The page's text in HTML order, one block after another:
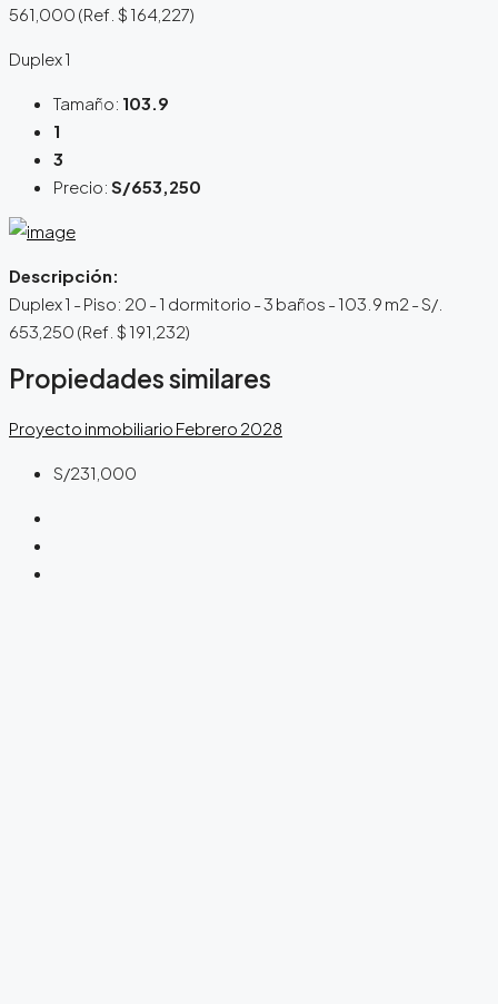
561,000 (Ref. $ 164,227)
Duplex 1
Tamaño: 103.9
1
3
Precio: S/653,250
Descripción:
Duplex 1 - Piso: 20 - 1 dormitorio - 3 baños - 103.9 m2 - S/.
653,250 (Ref. $ 191,232)
Propiedades similares
Proyecto inmobiliario Febrero 2028
S/231,000